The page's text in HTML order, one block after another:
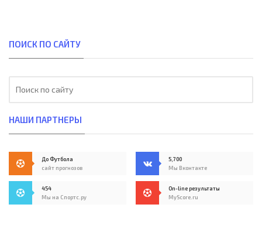
ПОИСК ПО САЙТУ
НАШИ ПАРТНЕРЫ
До Футбола
сайт прогнозов
5,700
Мы Вконтакте
454
Мы на Спортс.ру
On-line результаты
MyScore.ru